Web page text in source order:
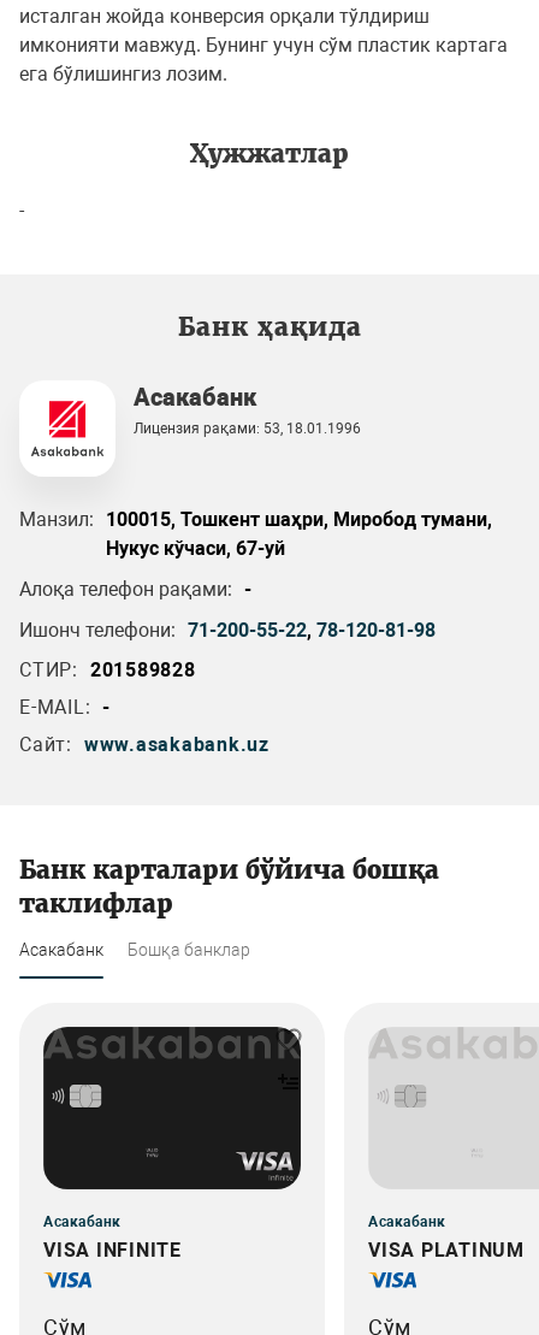
исталган жойда конверсия орқали тўлдириш
имконияти мавжуд. Бунинг учун сўм пластик картага
ега бўлишингиз лозим.
Ҳужжатлар
-
Банк ҳақида
Асакабанк
Лицензия рақами: 53, 18.01.1996
Манзил:
100015, Тошкент шаҳри, Миробод тумани,
Нукус кўчаси, 67-уй
Алоқа телефон рақами: -
Ишонч телефони: 71-200-55-22, 78-120-81-98
СТИР:
201589828
E-MAIL: -
Сайт:
www.asakabank.uz
Банк карталари бўйича бошқа
таклифлар
Асакабанк Бошқа банклар
Асакабанк
VISA INFINITE
Сўм
Асакабанк
VISA PLATINUM
Сўм